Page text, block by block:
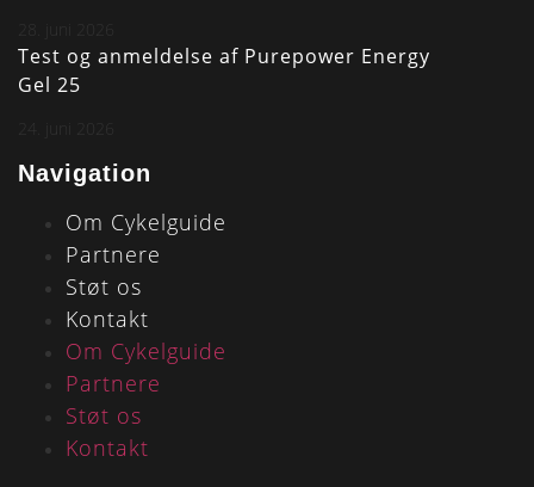
28. juni 2026
Test og anmeldelse af Purepower Energy
Gel 25
24. juni 2026
Navigation
Om Cykelguide
Partnere
Støt os
Kontakt
Om Cykelguide
Partnere
Støt os
Kontakt